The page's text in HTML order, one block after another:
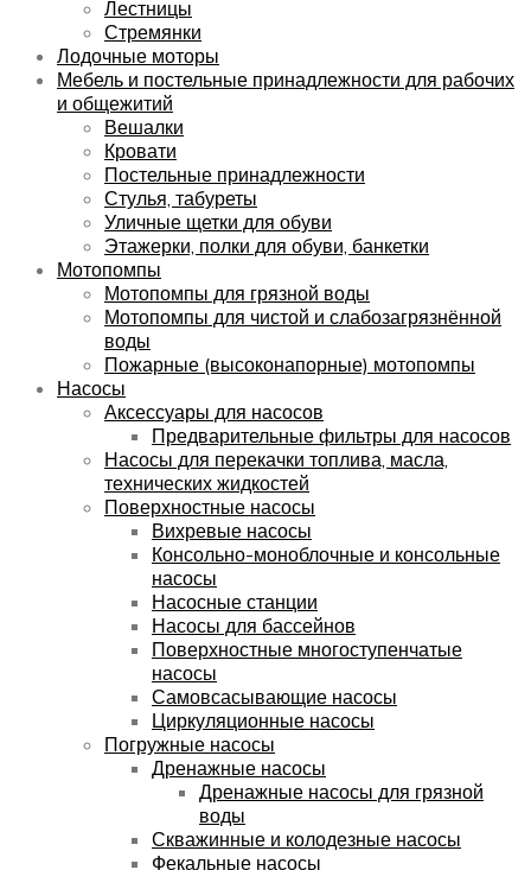
Лестницы
Стремянки
Лодочные моторы
Мебель и постельные принадлежности для рабочих
и общежитий
Вешалки
Кровати
Постельные принадлежности
Стулья, табуреты
Уличные щетки для обуви
Этажерки, полки для обуви, банкетки
Мотопомпы
Мотопомпы для грязной воды
Мотопомпы для чистой и слабозагрязнённой
воды
Пожарные (высоконапорные) мотопомпы
Насосы
Аксессуары для насосов
Предварительные фильтры для насосов
Насосы для перекачки топлива, масла,
технических жидкостей
Поверхностные насосы
Вихревые насосы
Консольно-моноблочные и консольные
насосы
Насосные станции
Насосы для бассейнов
Поверхностные многоступенчатые
насосы
Самовсасывающие насосы
Циркуляционные насосы
Погружные насосы
Дренажные насосы
Дренажные насосы для грязной
воды
Скважинные и колодезные насосы
Фекальные насосы